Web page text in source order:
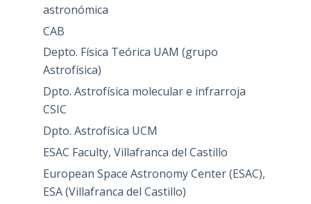
astronómica
CAB
Depto. Física Teórica UAM (grupo
Astrofísica)
Dpto. Astrofísica molecular e infrarroja
CSIC
Dpto. Astrofísica UCM
ESAC Faculty, Villafranca del Castillo
European Space Astronomy Center (ESAC),
ESA (Villafranca del Castillo)